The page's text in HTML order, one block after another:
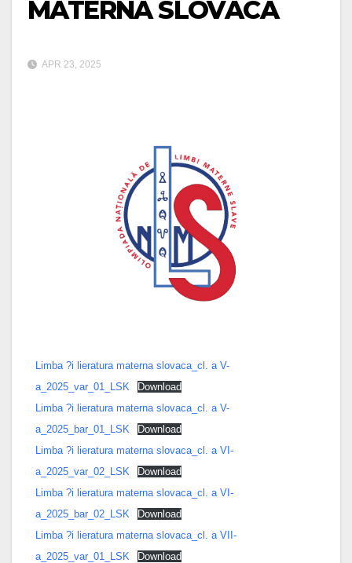
MATERNA SLOVACA
APR 23, 2025
Limba ?i lieratura materna slovaca_cl. a V-
a_2025_var_01_LSK
Download
Limba ?i lieratura materna slovaca_cl. a V-
a_2025_bar_01_LSK
Download
Limba ?i lieratura materna slovaca_cl. a VI-
a_2025_var_02_LSK
Download
Limba ?i lieratura materna slovaca_cl. a VI-
a_2025_bar_02_LSK
Download
Limba ?i lieratura materna slovaca_cl. a VII-
a_2025_var_01_LSK
Download